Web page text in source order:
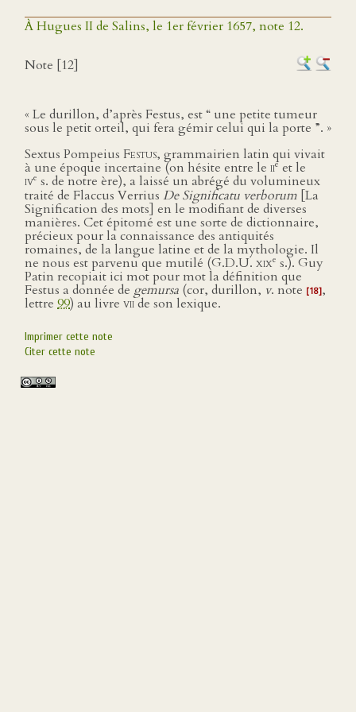
À Hugues II de Salins, le 1er février 1657, note 12.
Note [12]
« Le durillon, d’après Festus, est “ une petite tumeur
sous le petit orteil, qui fera gémir celui qui la porte ”. »
Sextus Pompeius Festus, grammairien latin qui vivait
à une époque incertaine (on hésite entre le iie et le
ive s. de notre ère), a laissé un abrégé du volumineux
traité de Flaccus Verrius De Significatu verborum [La
Signification des mots] en le modifiant de diverses
manières. Cet épitomé est une sorte de dictionnaire,
précieux pour la connaissance des antiquités
romaines, de la langue latine et de la mythologie. Il
ne nous est parvenu que mutilé (G.D.U. xixe s.). Guy
Patin recopiait ici mot pour mot la définition que
Festus a donnée de gemursa (cor, durillon, v. note [18],
lettre 99) au livre viide son lexique.
Imprimer cette note
Citer cette note